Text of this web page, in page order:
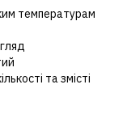
температурам
та змісті